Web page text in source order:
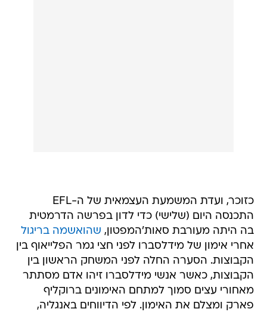
כזוכר, ועדת המשמעת העצמאית של ה-EFL
התכנסה היום (שלישי) כדי לדון בפרשה הדרמטית
בה היתה מעורבת סאות'המפטון, שהואשמה בריגול
אחרי אימון של מידלסברו לפני חצי גמר הפלייאוף בין
הקבוצות. הסערה החלה לפני המשחק הראשון בין
הקבוצות, כאשר אנשי מידלסברו זיהו אדם מסתתר
מאחורי עצים סמוך למתחם האימונים ברוקליף
פארק ומצלם את האימון. לפי הדיווחים באנגליה,